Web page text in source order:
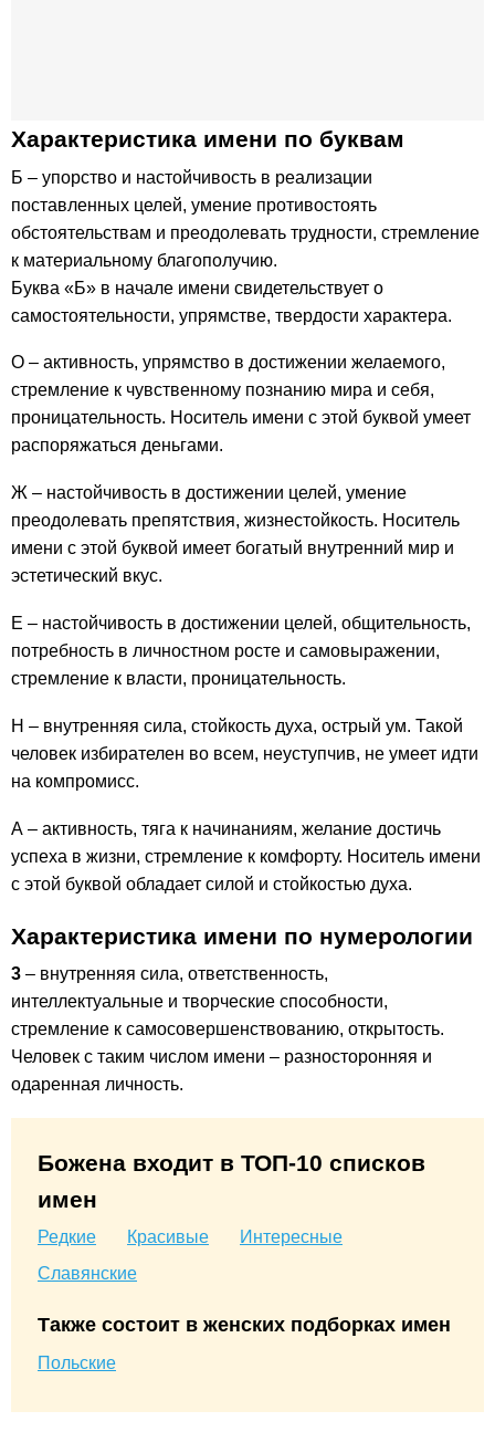
Характеристика имени по буквам
Б – упорство и настойчивость в реализации
поставленных целей, умение противостоять
обстоятельствам и преодолевать трудности, стремление
к материальному благополучию.
Буква «Б» в начале имени свидетельствует о
самостоятельности, упрямстве, твердости характера.
О – активность, упрямство в достижении желаемого,
стремление к чувственному познанию мира и себя,
проницательность. Носитель имени с этой буквой умеет
распоряжаться деньгами.
Ж – настойчивость в достижении целей, умение
преодолевать препятствия, жизнестойкость. Носитель
имени с этой буквой имеет богатый внутренний мир и
эстетический вкус.
Е – настойчивость в достижении целей, общительность,
потребность в личностном росте и самовыражении,
стремление к власти, проницательность.
Н – внутренняя сила, стойкость духа, острый ум. Такой
человек избирателен во всем, неуступчив, не умеет идти
на компромисс.
А – активность, тяга к начинаниям, желание достичь
успеха в жизни, стремление к комфорту. Носитель имени
с этой буквой обладает силой и стойкостью духа.
Характеристика имени по нумерологии
3 – внутренняя сила, ответственность,
интеллектуальные и творческие способности,
стремление к самосовершенствованию, открытость.
Человек с таким числом имени – разносторонняя и
одаренная личность.
Божена входит в ТОП-10 списков
имен
Редкие Красивые
Интересные
Славянские
Также состоит в женских подборках имен
Польские